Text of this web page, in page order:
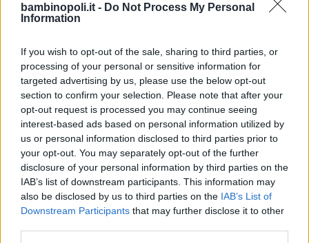
bambinopoli.it - Do Not Process My Personal
Information
If you wish to opt-out of the sale, sharing to third parties, or
processing of your personal or sensitive information for
targeted advertising by us, please use the below opt-out
section to confirm your selection. Please note that after your
opt-out request is processed you may continue seeing
interest-based ads based on personal information utilized by
us or personal information disclosed to third parties prior to
your opt-out. You may separately opt-out of the further
disclosure of your personal information by third parties on the
IAB’s list of downstream participants. This information may
also be disclosed by us to third parties on the IAB’s List of
Downstream Participants that may further disclose it to other
Spacci e Outlet per Bambini
Baby Parking
Animatori feste per bambini